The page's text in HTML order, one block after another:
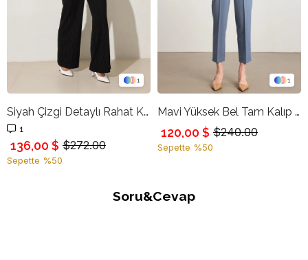
1
Siyah Çizgi Detaylı Rahat Kesim Pantolon
1
$272.00
136,00 $
Sepette %50
1
Mavi Yüksek Bel Tam Kalıp Pantolon
$240.00
120,00 $
Sepette %50
Soru&Cevap